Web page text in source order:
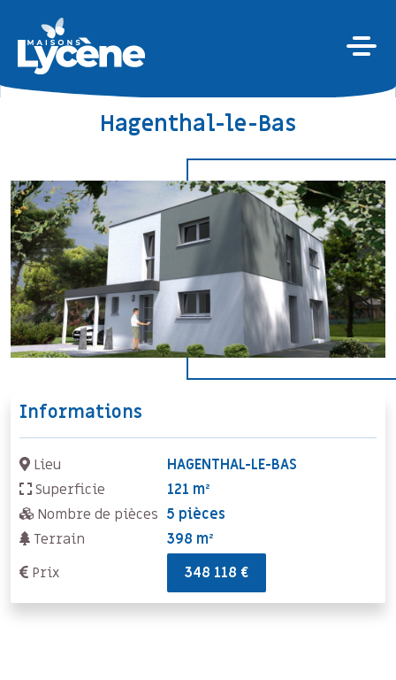
Hagenthal-le-Bas
Informations
Lieu
HAGENTHAL-LE-BAS
Superficie
121 m²
Nombre de pièces 5 pièces
Terrain
398 m²
Prix
348 118 €